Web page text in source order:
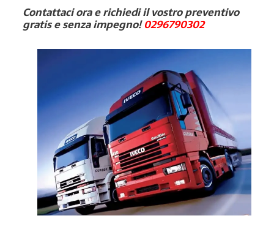
Contattaci ora e richiedi il vostro preventivo
gratis e senza impegno!0296790302